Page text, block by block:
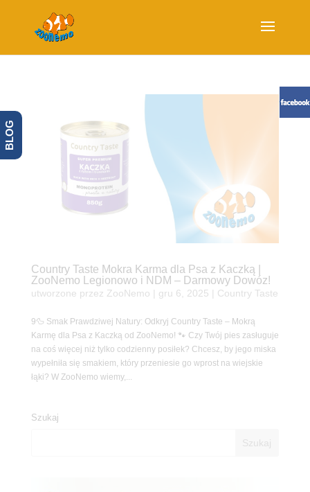
Country Taste Mokra Karma dla Psa z Kaczką |
ZooNemo Legionowo i NDM – Darmowy Dowóz!
utworzone przez ZooNemo gru 6, 2025 Country Taste
9🦆 Smak Prawdziwej Natury: Odkryj Country Taste – Mokrą
Karmę dla Psa z Kaczką od ZooNemo! 🐾 Czy Twój pies zasługuje
na coś więcej niż tylko codzienny posiłek? Chcesz, by jego miska
wypełniła się smakiem, który przeniesie go wprost na wiejskie
łąki? W ZooNemo wiemy,...
Szukaj
BLOG